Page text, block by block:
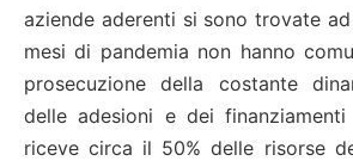
aziende aderenti si sono trovate
mesi di pandemia non hanno
prosecuzione della costante
delle adesioni e dei
riceve circa il 50% delle risorse